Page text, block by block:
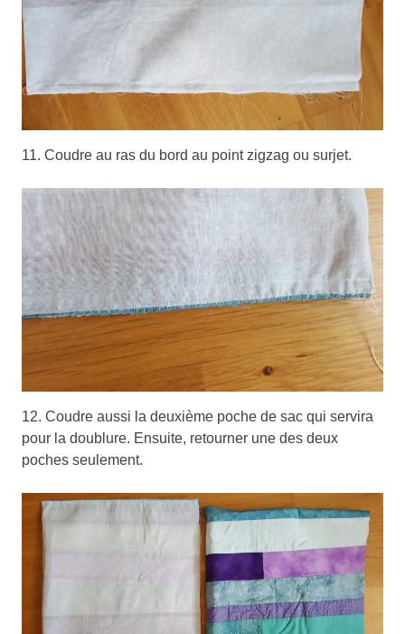
11. Coudre au ras du bord au point zigzag ou surjet.
12. Coudre aussi la deuxième poche de sac qui servira
pour la doublure. Ensuite, retourner une des deux
poches seulement.